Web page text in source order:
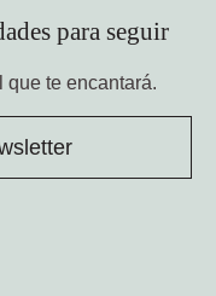
para seguir
te encantará.